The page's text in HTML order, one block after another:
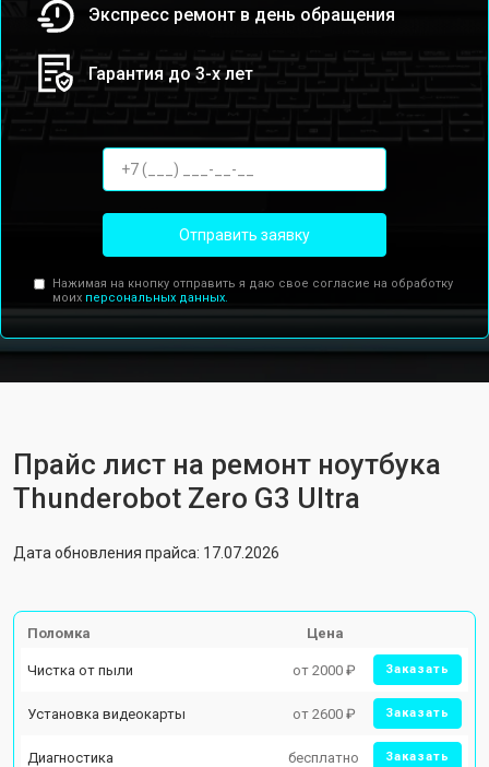
Экспресс ремонт в день обращения
Гарантия до 3-х лет
Отправить заявку
Нажимая на кнопку отправить я даю свое согласие на обработку
моих персональных данных.
Прайс лист на ремонт ноутбука
Thunderobot Zero G3 Ultra
Дата обновления прайса: 17.07.2026
Поломка Цена
Чистка от пыли от 2000 ₽ Заказать
Установка видеокарты от 2600 ₽ Заказать
Диагностика бесплатно Заказать